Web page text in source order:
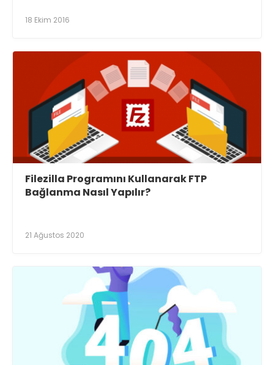
18 Ekim 2016
Filezilla Programını Kullanarak FTP
Bağlanma Nasıl Yapılır?
21 Ağustos 2020